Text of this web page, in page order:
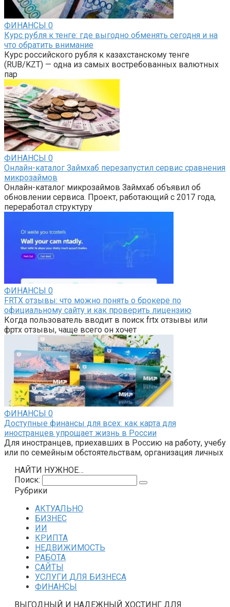
ФИНАНСЫ 0
Курс рубля к тенге: где выгодно обменять сегодня и на
что обратить внимание
Курс российского рубля к казахстанскому тенге
(RUB/KZT) — одна из самых востребованных валютных
пар
ФИНАНСЫ 0
Онлайн-каталог Займхаб перезапустил сервис сравнения
микрозаймов
Онлайн-каталог микрозаймов Займхаб объявил об
обновлении сервиса. Проект, работающий с 2017 года,
переработал структуру
ФИНАНСЫ 0
FRTX отзывы: что можно понять о брокере по
официальному сайту и как проверить лицензию
Когда пользователь вводит в поиск frtx отзывы или
фртх отзывы, чаще всего он хочет
ФИНАНСЫ 0
Доступные финансы для всех: как карта для
иностранцев упрощает жизнь в России
Для иностранцев, приехавших в Россию на работу, учебу
или по семейным обстоятельствам, организация личных
НАЙТИ НУЖНОЕ…
Поиск:
Рубрики
АКТУАЛЬНО
БИЗНЕС
ИИ
КРИПТА
НЕДВИЖИМОСТЬ
РАБОТА
САЙТЫ
УСЛУГИ ДЛЯ БИЗНЕСА
ФИНАНСЫ
ВЫГОДНЫЙ И НАДЕЖНЫЙ ХОСТИНГ ДЛЯ